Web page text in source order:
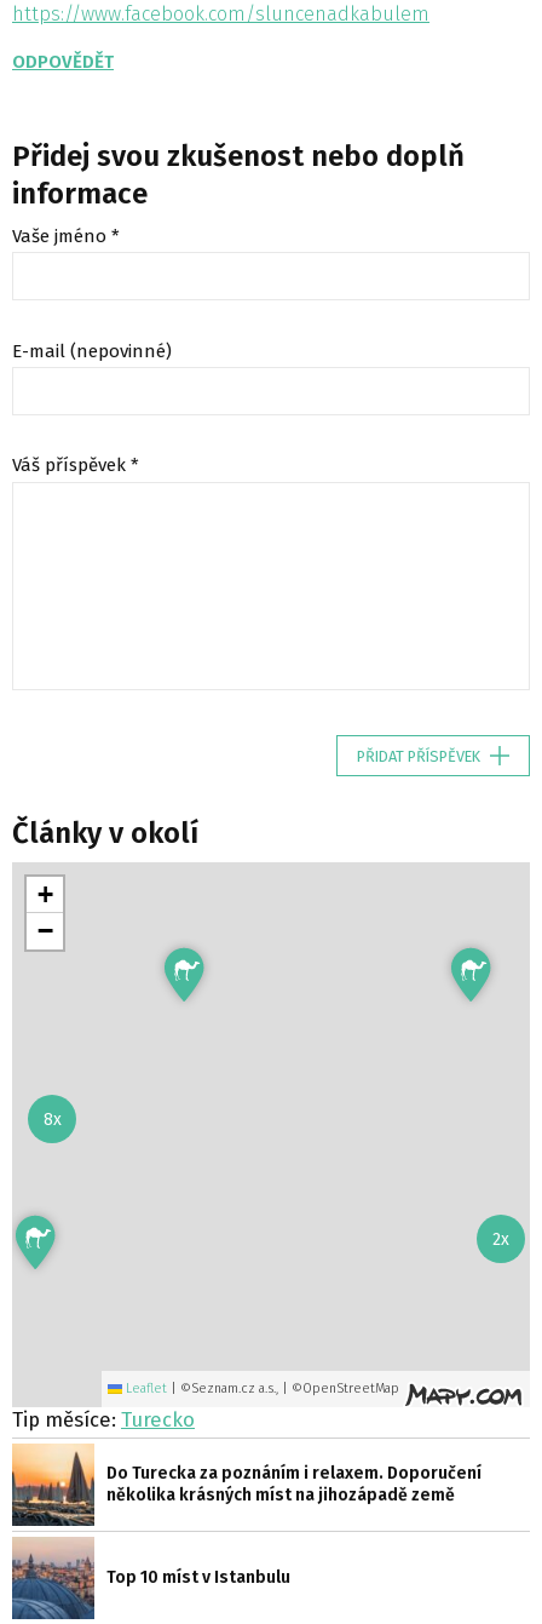
https://www.facebook.com/sluncenadkabulem
ODPOVĚDĚT
Přidej svou zkušenost nebo doplň
informace
Vaše jméno *
E-mail (nepovinné)
Váš příspěvek *
PŘIDAT PŘÍSPĚVEK
Články v okolí
2x
8x
+
−
Leaflet ©Seznam.cz a.s., | ©OpenStreetMap
Tip měsíce: Turecko
Do Turecka za poznáním i relaxem. Doporučení
několika krásných míst na jihozápadě země
Top 10 míst v Istanbulu